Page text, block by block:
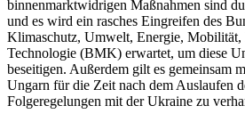
binnenmarktwidrigen Maßnahmen sind
und es wird ein rasches Eingreifen des
Klimaschutz, Umwelt, Energie, Mobilität,
Technologie (BMK) erwartet, um diese
beseitigen. Außerdem gilt es gemeinsam
Ungarn für die Zeit nach dem Auslaufen
Folgeregelungen mit der Ukraine zu